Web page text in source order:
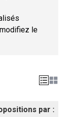
le
par :